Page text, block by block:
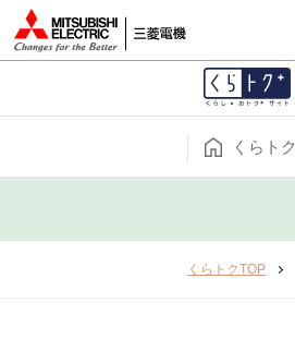
くらトク
くらトクTOP